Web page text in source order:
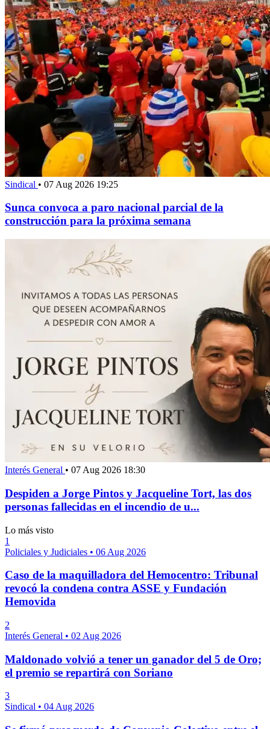
Sindical • 07 Aug 2026 19:25
Sunca convoca a paro nacional parcial de la
construcción para la próxima semana
Interés General • 07 Aug 2026 18:30
Despiden a Jorge Pintos y Jacqueline Tort, las dos
personas fallecidas en el incendio de u...
Lo más visto
1
Policiales y Judiciales • 06 Aug 2026
Caso de la maquilladora del Hemocentro: Tribunal
revocó la condena contra ASSE y Fundación
Hemovida
2
Interés General • 02 Aug 2026
Maldonado volvió a tener un ganador del 5 de Oro;
el premio se repartirá con Soriano
3
Sindical • 04 Aug 2026